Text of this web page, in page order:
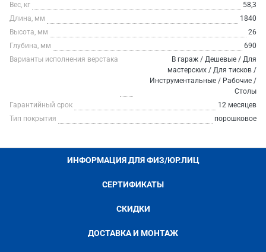
Вес, кг
58,3
Длина, мм
1840
Высота, мм
26
Глубина, мм
690
Варианты исполнения верстака
В гараж / Дешевые / Для
мастерских / Для тисков /
Инструментальные / Рабочие /
Столы
Гарантийный срок
12 месяцев
Тип покрытия
порошковое
ИНФОРМАЦИЯ ДЛЯ ФИЗ/ЮР.ЛИЦ
СЕРТИФИКАТЫ
СКИДКИ
ДОСТАВКА И МОНТАЖ